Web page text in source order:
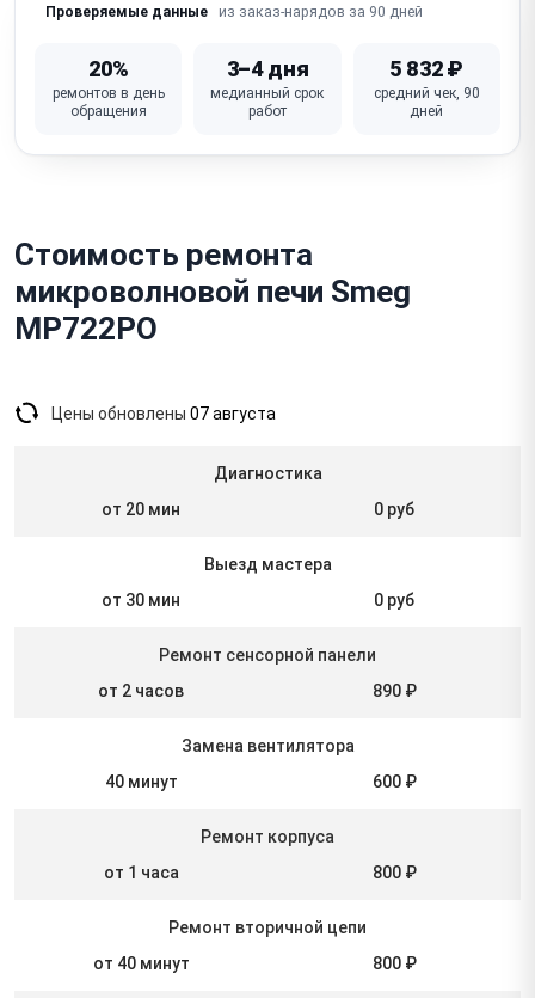
включении
Повреждён / деформирован корпус / дверца
(вмятина)
модели)
Проверяемые данные из заказ-нарядов за 90 дней
20%
ремонтов в день
обращения
3–4 дня
медианный срок
работ
5 832 ₽
средний чек, 90
дней
Стоимость ремонта
микроволновой печи Smeg
MP722PO
Цены обновлены 07 августа
Диагностика
от 20 мин
0 руб
Выезд мастера
от 30 мин
0 руб
Ремонт сенсорной панели
от 2 часов
890 ₽
Замена вентилятора
40 минут
600 ₽
Ремонт корпуса
от 1 часа
800 ₽
Ремонт вторичной цепи
от 40 минут
800 ₽